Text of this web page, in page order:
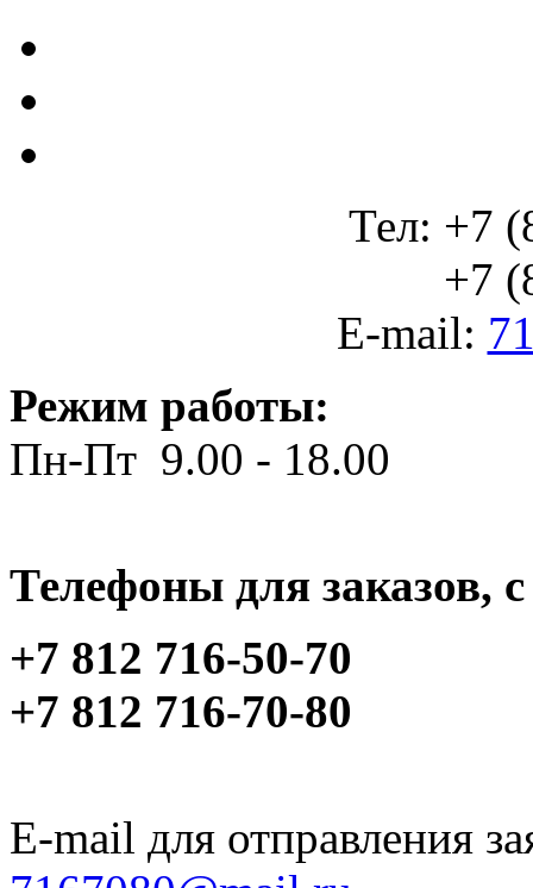
Тел: +7
+7
E-mail:
Режим работы:
Пн-Пт 9.00 - 18.00
Телефоны для заказов,
+7 812 716-50-70
+7 812 716-70-80
E-mail для отправления